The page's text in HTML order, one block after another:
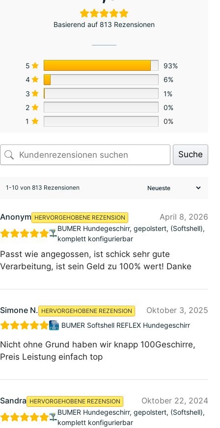
Basierend auf 813 Rezensionen
5
93%
4
6%
3
1%
2
0%
1
0%
Suche
1-10 von 813 Rezensionen
Anonym HERVORGEHOBENE REZENSION April 8, 2026
BUMER Hundegeschirr, gepolstert, (Softshell),
komplett konfigurierbar
Passt wie angegossen, ist schick sehr gute
Verarbeitung, ist sein Geld zu 100% wert! Danke
Simone N. HERVORGEHOBENE REZENSION Oktober 3, 2025
BUMER Softshell REFLEX Hundegeschirr
Nicht ohne Grund haben wir knapp 100Geschirre,
Preis Leistung einfach top
Sandra HERVORGEHOBENE REZENSION Oktober 22, 2024
BUMER Hundegeschirr, gepolstert, (Softshell),
komplett konfigurierbar